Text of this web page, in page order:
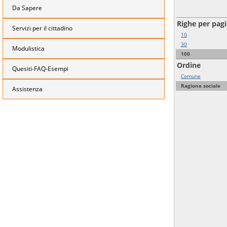
Da Sapere
Servizi per il cittadino
Modulistica
Quesiti-FAQ-Esempi
Assistenza
Righe per
10
30
100
Ordine
Comune
Ragione sociale